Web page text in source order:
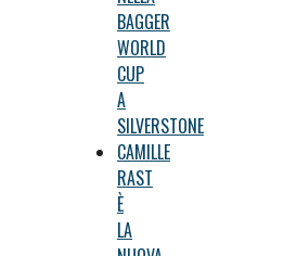
BAGGER
WORLD
CUP
A
SILVERSTONE
CAMILLE
RAST
È
LA